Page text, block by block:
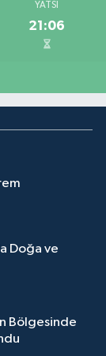
YATSI
21:06
Doğa ve
Bölgesinde